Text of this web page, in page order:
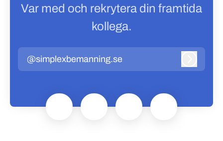
Var med och rekrytera din framtida
kollega.
@simplexbemanning.se